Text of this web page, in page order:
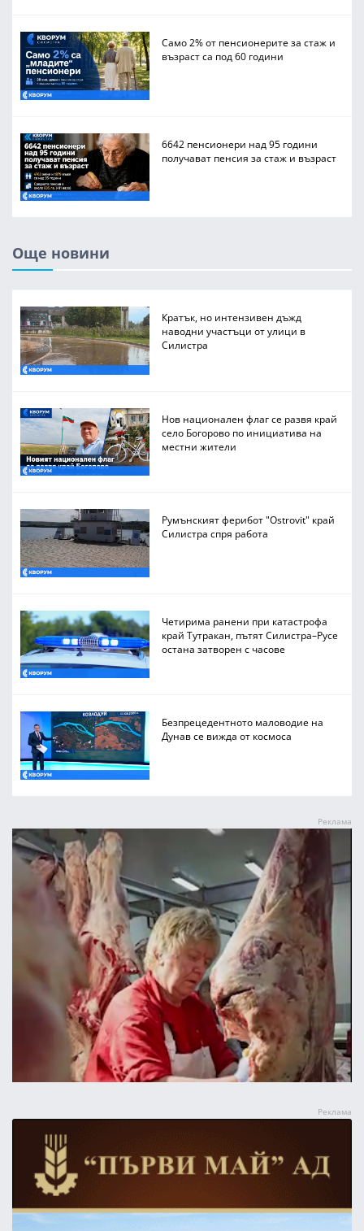
Само 2% от пенсионерите за стаж и
възраст са под 60 години
6642 пенсионери над 95 години
получават пенсия за стаж и възраст
Още новини
Кратък, но интензивен дъжд
наводни участъци от улици в
Силистра
Нов национален флаг се развя край
село Богорово по инициатива на
местни жители
Румънският ферибот "Ostrovit" край
Силистра спря работа
Четирима ранени при катастрофа
край Тутракан, пътят Силистра–Русе
остана затворен с часове
Безпрецедентното маловодие на
Дунав се вижда от космоса